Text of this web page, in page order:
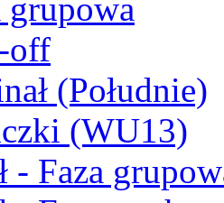
grupowa
off
(Południe)
(WU13)
- Faza